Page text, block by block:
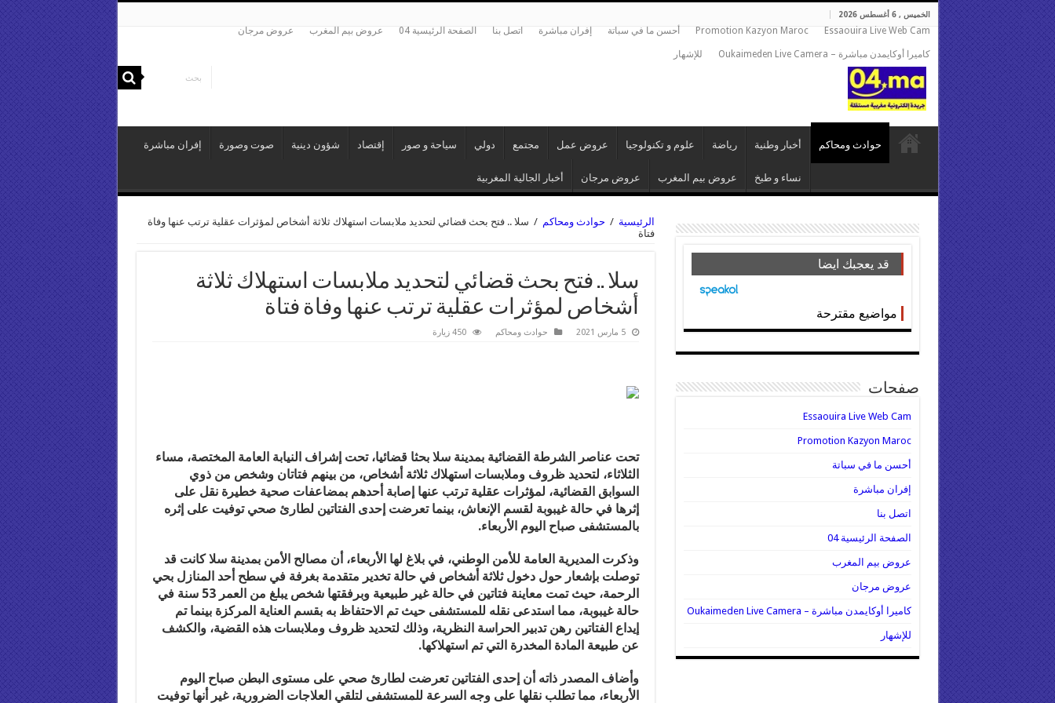
الخميس , 6 أغسطس 2026
Essaouira Live Web Cam
Promotion Kazyon Maroc أحسن ما في سباتة إفران مباشرة اتصل بنا الصفحة الرئيسية 04 عروض بيم المغرب عروض مرجان
كاميرا أوكايمدن مباشرة – Oukaimeden Live Camera للإشهار
حوادث ومحاكم أخبار وطنية رياضة علوم و تكنولوجيا عروض عمل مجتمع دولي سياحة و صور إقتصاد شؤون دينية صوت وصورة إفران مباشرة
نساء و طبخ عروض بيم المغرب عروض مرجان أخبار الجالية المغربية
الرئيسية / حوادث ومحاكم / سلا .. فتح بحث قضائي لتحديد ملابسات استهلاك ثلاثة أشخاص لمؤثرات عقلية ترتب عنها وفاة
فتاة
سلا .. فتح بحث قضائي لتحديد ملابسات استهلاك ثلاثة
أشخاص لمؤثرات عقلية ترتب عنها وفاة فتاة
5 مارس 2021 حوادث ومحاكم 450 زيارة
تحت عناصر الشرطة القضائية بمدينة سلا بحثا قضائيا، تحت إشراف النيابة العامة المختصة، مساء
الثلاثاء، لتحديد ظروف وملابسات استهلاك ثلاثة أشخاص، من بينهم فتاتان وشخص من ذوي
السوابق القضائية، لمؤثرات عقلية ترتب عنها إصابة أحدهم بمضاعفات صحية خطيرة نقل على
إثرها في حالة غيبوبة لقسم الإنعاش، بينما تعرضت إحدى الفتاتين لطارئ صحي توفيت على إثره
بالمستشفى صباح اليوم الأربعاء.
وذكرت المديرية العامة للأمن الوطني، في بلاغ لها الأربعاء، أن مصالح الأمن بمدينة سلا كانت قد
توصلت بإشعار حول دخول ثلاثة أشخاص في حالة تخدير متقدمة بغرفة في سطح أحد المنازل بحي
الرحمة، حيث تمت معاينة فتاتين في حالة غير طبيعية وبرفقتها شخص يبلغ من العمر 53 سنة في
حالة غيبوبة، مما استدعى نقله للمستشفى حيث تم الاحتفاظ به بقسم العناية المركزة بينما تم
إيداع الفتاتين رهن تدبير الحراسة النظرية، وذلك لتحديد ظروف وملابسات هذه القضية، والكشف
عن طبيعة المادة المخدرة التي تم استهلاكها.
وأضاف المصدر ذاته أن إحدى الفتاتين تعرضت لطارئ صحي على مستوى البطن صباح اليوم
الأربعاء، مما تطلب نقلها على وجه السرعة للمستشفى لتلقي العلاجات الضرورية، غير أنها توفيت
قد يعجبك ايضا
مواضيع مقترحة
صفحات
Essaouira Live Web Cam
Promotion Kazyon Maroc
أحسن ما في سباتة
إفران مباشرة
اتصل بنا
الصفحة الرئيسية 04
عروض بيم المغرب
عروض مرجان
كاميرا أوكايمدن مباشرة – Oukaimeden Live Camera
للإشهار